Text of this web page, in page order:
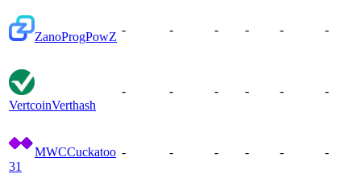
ZanoProgPowZ
- - - - - -
VertcoinVerthash
- - - - - -
MWCCuckatoo
31
- - - - - -